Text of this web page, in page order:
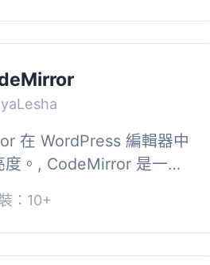
在 WordPress 編輯器中
度。, CodeMirror 是一個
器，擁有語法高亮度...
：10+